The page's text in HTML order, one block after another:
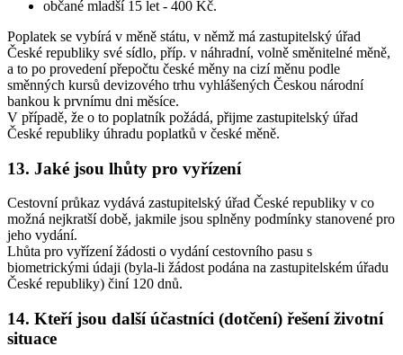
občané mladší 15 let - 400 Kč.
Poplatek se vybírá v měně státu, v němž má zastupitelský úřad
České republiky své sídlo, příp. v náhradní, volně směnitelné měně,
a to po provedení přepočtu české měny na cizí měnu podle
směnných kursů devizového trhu vyhlášených Českou národní
bankou k prvnímu dni měsíce.
V případě, že o to poplatník požádá, přijme zastupitelský úřad
České republiky úhradu poplatků v české měně.
13. Jaké jsou lhůty pro vyřízení
Cestovní průkaz vydává zastupitelský úřad České republiky v co
možná nejkratší době, jakmile jsou splněny podmínky stanovené pro
jeho vydání.
Lhůta pro vyřízení žádosti o vydání cestovního pasu s
biometrickými údaji (byla-li žádost podána na zastupitelském úřadu
České republiky) činí 120 dnů.
14. Kteří jsou další účastníci (dotčení) řešení životní
situace